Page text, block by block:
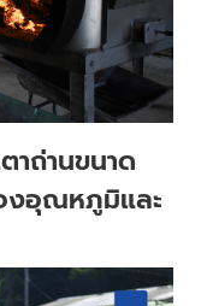
าถ่านขนาด
งอุณหภูมิและ